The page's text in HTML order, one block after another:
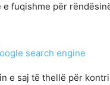
fuqishme për
e saj të thellë për